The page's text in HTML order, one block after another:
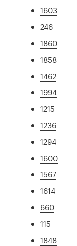
1603
246
1860
1858
1462
1994
1215
1236
1294
1600
1567
1614
660
115
1848